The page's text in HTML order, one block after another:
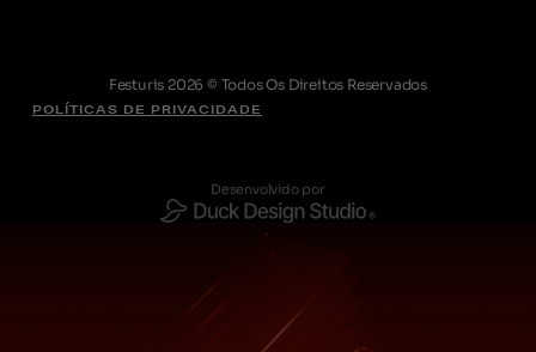
Festuris 2026 © Todos Os Direitos Reservados
POLÍTICAS DE PRIVACIDADE
Desenvolvido por